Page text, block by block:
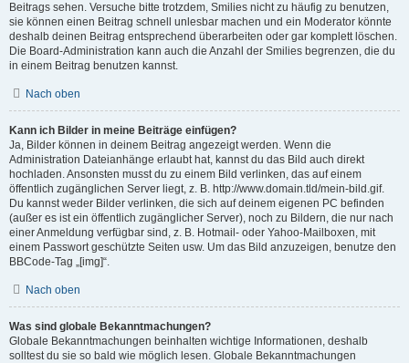
Beitrags sehen. Versuche bitte trotzdem, Smilies nicht zu häufig zu benutzen,
sie können einen Beitrag schnell unlesbar machen und ein Moderator könnte
deshalb deinen Beitrag entsprechend überarbeiten oder gar komplett löschen.
Die Board-Administration kann auch die Anzahl der Smilies begrenzen, die du
in einem Beitrag benutzen kannst.
Nach oben
Kann ich Bilder in meine Beiträge einfügen?
Ja, Bilder können in deinem Beitrag angezeigt werden. Wenn die
Administration Dateianhänge erlaubt hat, kannst du das Bild auch direkt
hochladen. Ansonsten musst du zu einem Bild verlinken, das auf einem
öffentlich zugänglichen Server liegt, z. B. http://www.domain.tld/mein-bild.gif.
Du kannst weder Bilder verlinken, die sich auf deinem eigenen PC befinden
(außer es ist ein öffentlich zugänglicher Server), noch zu Bildern, die nur nach
einer Anmeldung verfügbar sind, z. B. Hotmail- oder Yahoo-Mailboxen, mit
einem Passwort geschützte Seiten usw. Um das Bild anzuzeigen, benutze den
BBCode-Tag „[img]“.
Nach oben
Was sind globale Bekanntmachungen?
Globale Bekanntmachungen beinhalten wichtige Informationen, deshalb
solltest du sie so bald wie möglich lesen. Globale Bekanntmachungen